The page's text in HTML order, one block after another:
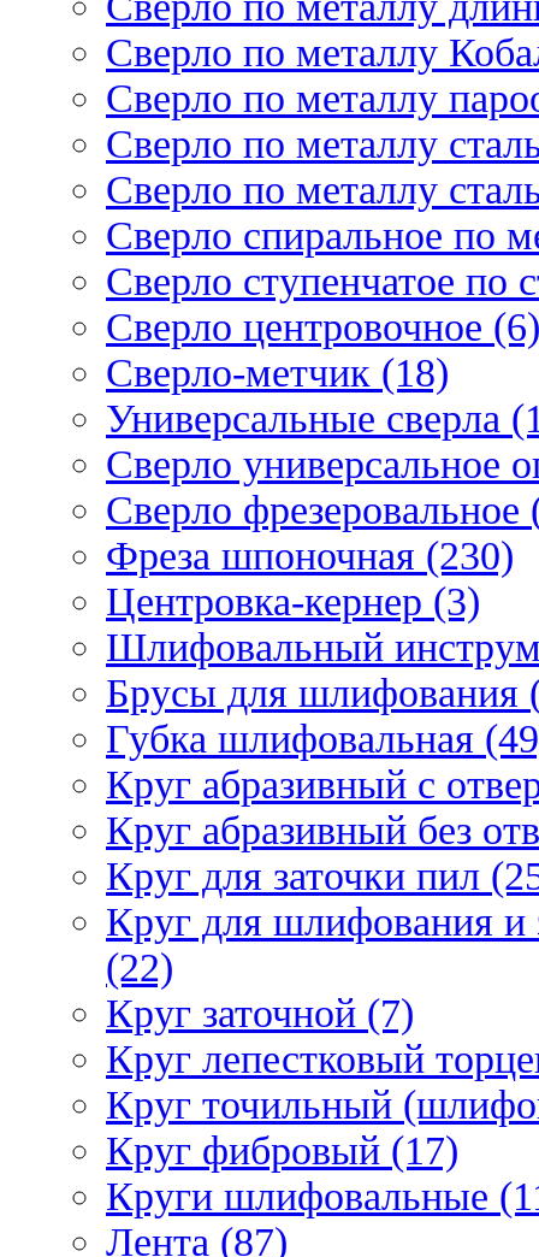
Сверло по металлу
Сверло по металлу
Сверло по металлу
Сверло по металлу
Сверло спиральное по
Сверло ступенчатое по
Сверло центровочное (6)
Сверло-метчик (18)
Универсальные сверла
Сверло универсальное
Сверло фрезеровальное
Фреза шпоночная (230)
Центровка-кернер (3)
Шлифовальный
Брусы для шлифования
Губка шлифовальная
Круг абразивный c
Круг абразивный без
Круг для заточки пил
Круг для шлифования и
(22)
Круг заточной (7)
Круг лепестковый
Круг точильный
Круг фибровый (17)
Круги шлифовальные
Лента (87)